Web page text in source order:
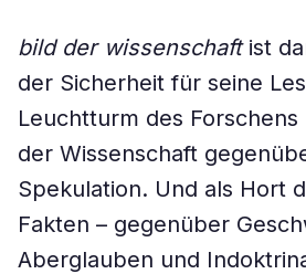
bild der wissenschaftist
der Sicherheit für seine
Leuchtturm des
der Wissenschaft
Spekulation. Und als Hort
Fakten – gegenüber
Aberglauben und